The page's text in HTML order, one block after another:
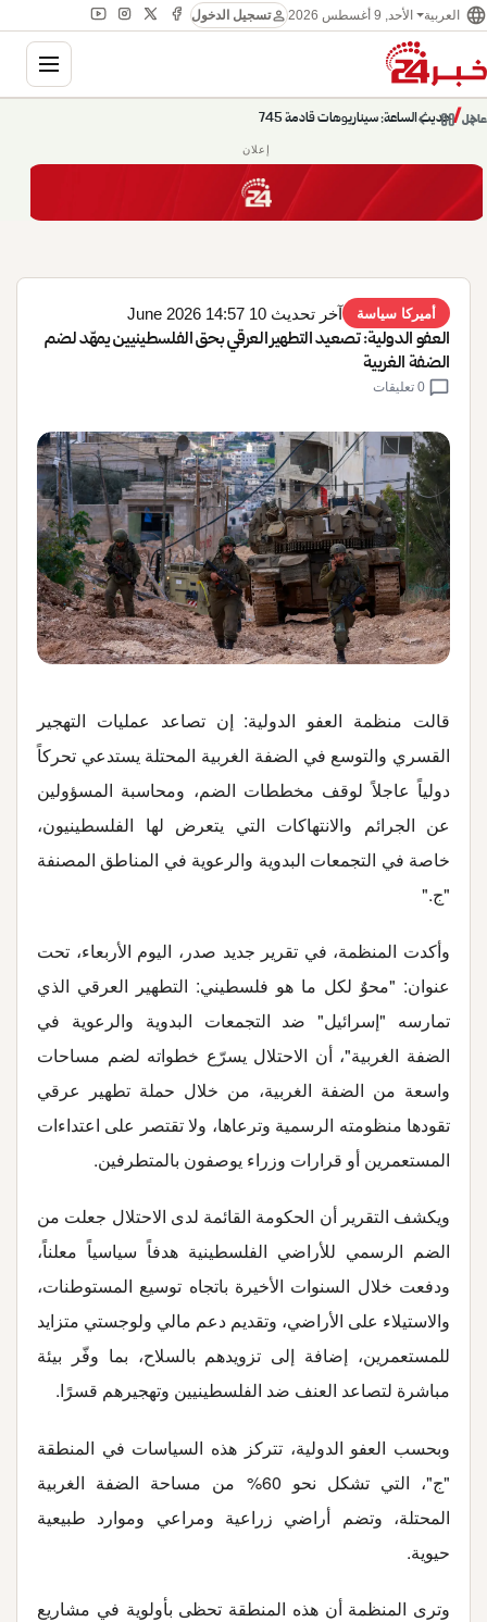
language العربية الأحد, 9 أغسطس 2026 personتسجيل الدخول
عاجل/حديث الساعة: سيناريوهات قادمة 745 chevron_right
pause
chevron_left
إعلان
أميركا سياسة آخر تحديث 10 June 2026 14:57
العفو الدولية: تصعيد التطهير العرقي بحق الفلسطينيين يمهّد لضم
الضفة الغربية
chat_bubble
قالت منظمة العفو الدولية: إن تصاعد عمليات التهجير
القسري والتوسع في الضفة الغربية المحتلة يستدعي تحركاً
دولياً عاجلاً لوقف مخططات الضم، ومحاسبة المسؤولين
عن الجرائم والانتهاكات التي يتعرض لها الفلسطينيون،
خاصة في التجمعات البدوية والرعوية في المناطق المصنفة
"ج".
وأكدت المنظمة، في تقرير جديد صدر، اليوم الأربعاء، تحت
عنوان: "محوٌ لكل ما هو فلسطيني: التطهير العرقي الذي
تمارسه "إسرائيل" ضد التجمعات البدوية والرعوية في
الضفة الغربية"، أن الاحتلال يسرّع خطواته لضم مساحات
واسعة من الضفة الغربية، من خلال حملة تطهير عرقي
تقودها منظومته الرسمية وترعاها، ولا تقتصر على اعتداءات
المستعمرين أو قرارات وزراء يوصفون بالمتطرفين.
ويكشف التقرير أن الحكومة القائمة لدى الاحتلال جعلت من
الضم الرسمي للأراضي الفلسطينية هدفاً سياسياً معلناً،
ودفعت خلال السنوات الأخيرة باتجاه توسيع المستوطنات،
والاستيلاء على الأراضي، وتقديم دعم مالي ولوجستي متزايد
للمستعمرين، إضافة إلى تزويدهم بالسلاح، بما وفّر بيئة
مباشرة لتصاعد العنف ضد الفلسطينيين وتهجيرهم قسرًا.
وبحسب العفو الدولية، تتركز هذه السياسات في المنطقة
"ج"، التي تشكل نحو 60% من مساحة الضفة الغربية
المحتلة، وتضم أراضي زراعية ومراعي وموارد طبيعية
حيوية.
وترى المنظمة أن هذه المنطقة تحظى بأولوية في مشاريع